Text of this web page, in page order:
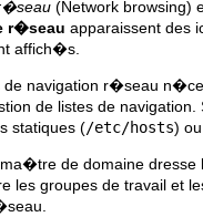
(Network browsing)
r�seau apparaissent des
affich�s.
navigation r�seau
de listes de
statiques (/etc/hosts)
de domaine
les groupes de travail